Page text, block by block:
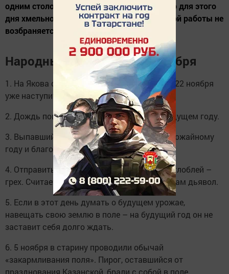
одним столом и пила сваренное специально для этого
дня хмельное пиво и ели мед. После тяжелой работы не
возбраняется!
Народные приметы на 5 ноября
1. На Якова с неба сыпется мелкая крупа – 22 ноября
уже наступит полноценная зима.
2. Дождь пошел – к хорошему урожаю в будущем году.
3. Выпавший в этот день снег не тает – к урожайному
году и благоприятной погоде зимой.
4. Отправиться в путь на повозке с одной оглоблей –
грех. Считается, что на такой телеге ездит сам дьявол.
5. Если в этот день думать о будущем урожае,
навещать свою землю в поле – на будущий год он не
заставит себя долго ждать.
6. 5 ноября в старину проводили обычай
«закармливания поля». Пирог, оставшийся от
празднования Казанской, брали с собой в поле,